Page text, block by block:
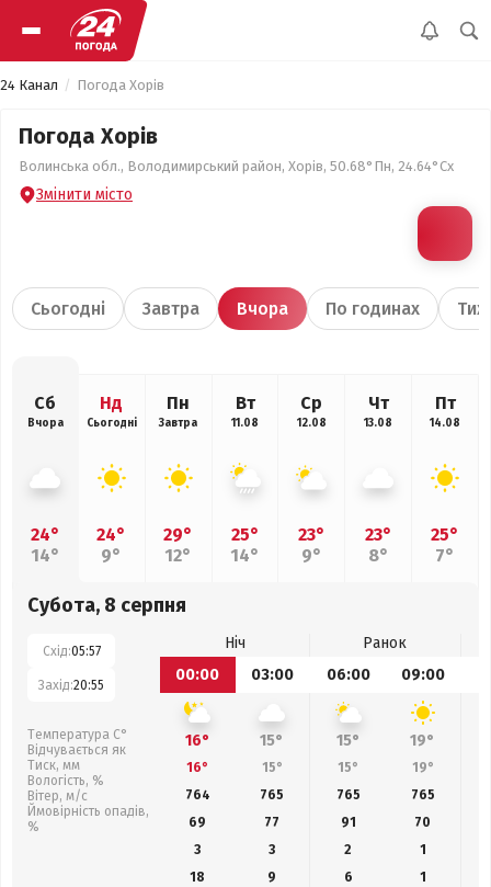
24 Канал Погода Хорів
Погода Хорів
Волинська обл., Володимирський район, Хорів, 50.68°Пн, 24.64°Сх
Змінити місто
Сьогодні Завтра Вчора По годинах
Сб
Вчора
24°
14°
Нд
Сьогодні
24°
9°
Пн
Завтра
29°
12°
Вт
11.08
25°
14°
Ср
12.08
23°
9°
Чт
13.08
23°
8°
Пт
14.08
25°
7°
Субота, 8 серпня
Схід:05:57
Захід:20:55
Температура С°
Відчувається як
Тиск, мм
Вологість, %
Вітер, м/с
Ймовірність опадів,
%
Ніч
Ранок
00:00
03:00 06:00 09:00
16° 15° 15° 19°
16° 15° 15° 19°
764
765 765 765
69
77 91 70
3
3 2
1
18
9 6 1